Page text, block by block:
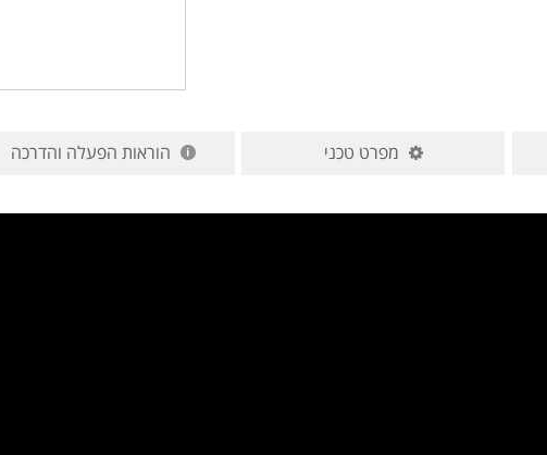
מפרט טכני הוראות הפעלה והדרכה